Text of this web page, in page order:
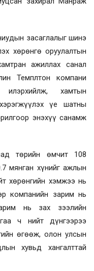
засаглалыг шинэ
хөрөнгө оруулалтын
ажиллах санал
Темплтон компани
хамтын
үе шатны
энэхүү санамж
төрийн өмчит 108
мянган хүнийг ажлын
хөрөнгийн хэмжээ нь
компанийн зарим нь
нь зах зээлийн
ч нийт дүнгээрээ
өгөөж, олон улсын
хувьд хангалттай